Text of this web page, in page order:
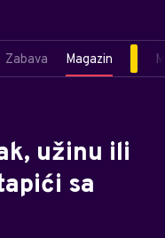
Zabava Magazin
užinu ili
sa